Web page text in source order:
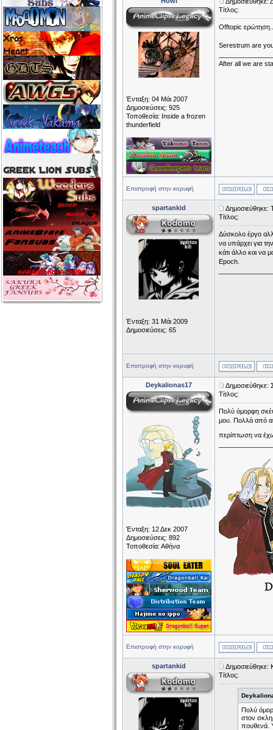
Ένταξη: 04 Μάι 2007
Δημοσιεύσεις: 925
Τοποθεσία: Inside a frozen
thunderfield
Τίτλος:
Offtopic
Serestrum are
After all we are
Επιστροφή στην κορυφή
spartankid
Ένταξη: 31 Μάι 2009
Δημοσιεύσεις: 65
Δημοσιεύθηκε:
Τίτλος:
Δύσκολο έργο
να υπάρχει για
κάτι άλλο και να
Epoch.
Επιστροφή στην κορυφή
Deykalionas17
Ένταξη: 12 Δεκ 2007
Δημοσιεύσεις: 892
Τοποθεσία: Αθήνα
Δημοσιεύθηκε:
Τίτλος:
Πολύ όμορφη
μου. Πολλά από
περίπτωση να
Επιστροφή στην κορυφή
spartankid
Δημοσιεύθηκε:
Τίτλος:
Πολύ
στον
πουθενά.